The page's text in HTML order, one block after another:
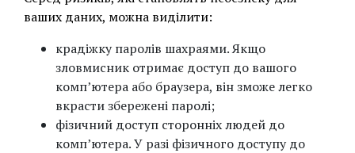
ваших даних, можна виділити:
крадіжку паролів шахраями. Якщо
зловмисник отримає доступ до вашого
комп’ютера або браузера, він зможе легко
вкрасти збережені паролі;
фізичний доступ сторонніх людей до
комп’ютера. У разі фізичного доступу до